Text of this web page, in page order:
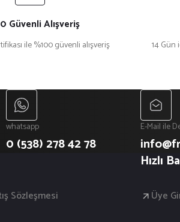
Güvenli Alışveriş
ile %100 güvenli alışveriş 14 Gün
whatsapp
0 (538) 278 42 78
E-Mail ile
Sözleşmesi
Hızlı
Üye